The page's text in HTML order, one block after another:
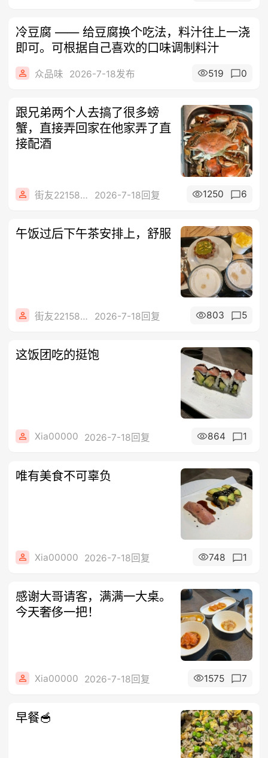
冷豆腐 —— 给豆腐换个吃法，料汁往上一浇
即可。可根据自己喜欢的口味调制料汁
众品味 2026-7-18发布 519 0
跟兄弟两个人去搞了很多螃
蟹，直接弄回家在他家弄了直
接配酒
街友22158128 2026-7-18回复 1250 6
午饭过后下午茶安排上，舒服
街友22158128 2026-7-18回复 803 5
这饭团吃的挺饱
Xia00000 2026-7-18回复 864 1
唯有美食不可辜负
Xia00000 2026-7-18回复 748 1
感谢大哥请客，满满一大桌。
今天奢侈一把！
Xia00000 2026-7-18回复 1575 7
早餐🥣